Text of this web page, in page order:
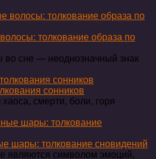
толкование образа по
во сне — неоднозначный знак
сонников
смерти, боли, горя
шары: толкование сновидений
являются символом эмоций,